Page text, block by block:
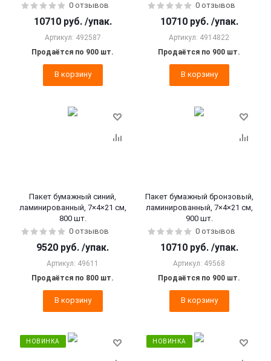
см, 900 шт.
0 отзывов
10710 руб. /упак.
Артикул: 492587
Продаётся по 900 шт.
В корзину
0 отзывов
10710 руб. /упак.
Артикул: 4914822
Продаётся по 900 шт.
В корзину
Пакет бумажный синий,
ламинированный, 7×4×21 см,
800 шт.
0 отзывов
9520 руб. /упак.
Артикул: 49611
Продаётся по 800 шт.
В корзину
Пакет бумажный бронзовый,
ламинированный, 7×4×21 см,
900 шт.
0 отзывов
10710 руб. /упак.
Артикул: 49568
Продаётся по 900 шт.
В корзину
НОВИНКА НОВИНКА